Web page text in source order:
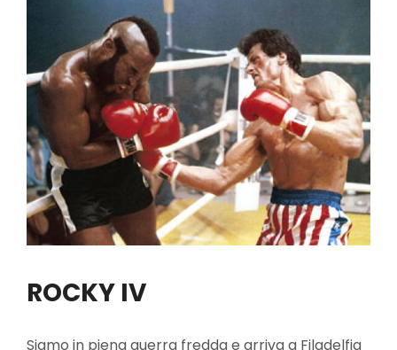
ROCKY IV
Siamo in piena guerra fredda e arriva a Filadelfia